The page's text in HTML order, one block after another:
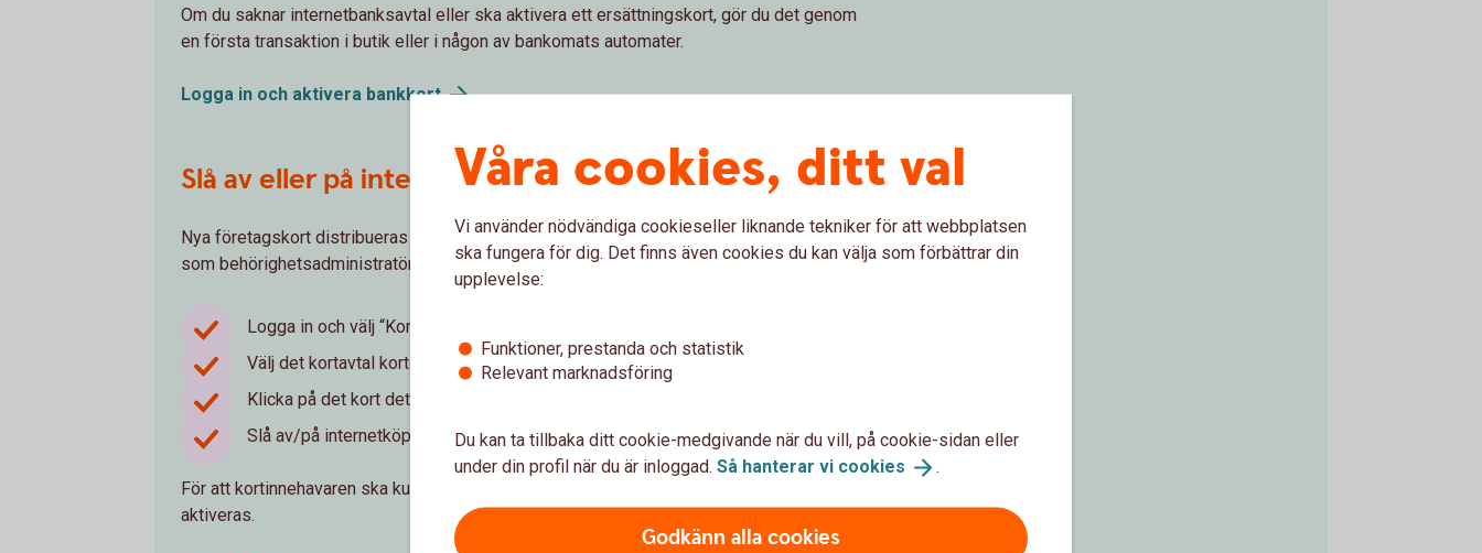
Om du saknar internetbanksavtal eller ska aktivera ett ersättningskort, gör du det genom
en första transaktion i butik eller i någon av bankomats automater.
Logga in och aktivera bankkort
Slå av eller på internetköp
Nya företagskort distribueras med internetköp påslaget. Du kan enkelt slå av internetköp
som behörighetsadministratör.
Logga in och välj “Kort” i huvudmenyn
Välj det kortavtal kortet är kopplat till
Klicka på det kort det gäller.
Slå av/på internetköp
För att kortinnehavaren ska kunna använda sitt kort på nätet behöver kortet först
aktiveras.
Våra cookies, ditt val
Vi använder nödvändiga cookieseller liknande tekniker för att webbplatsen
ska fungera för dig. Det finns även cookies du kan välja som förbättrar din
upplevelse:
Funktioner, prestanda och statistik
Relevant marknadsföring
Du kan ta tillbaka ditt cookie-medgivande när du vill, på cookie-sidan eller
under din profil när du är inloggad. Så hanterar vi cookies .
Godkänn alla cookies